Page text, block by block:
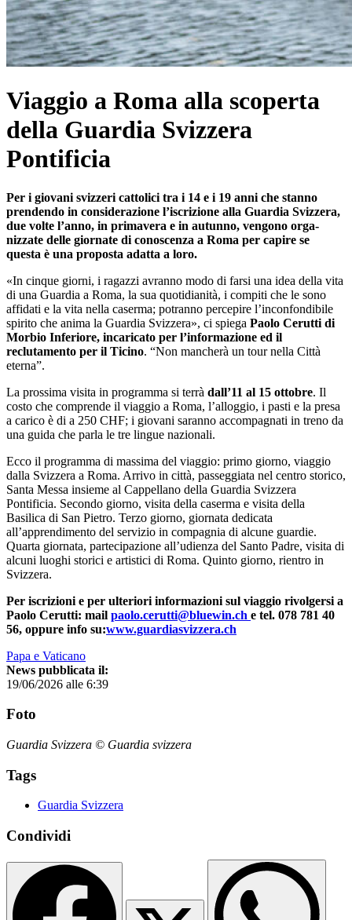
Viaggio a Roma alla scoperta
della Guardia Svizzera
Pontificia
Per i giovani svizzeri cattolici tra i 14 e i 19 anni che stanno
prendendo in considerazione l’iscrizione alla Guar­dia Svizzera,
due volte l’anno, in pri­mavera e in autunno, vengono orga­
nizzate delle giornate di conoscenza a Roma per capire se
questa è una pro­posta adatta a loro.
«In cinque gior­ni, i ragazzi avranno modo di farsi una idea della vita
di una Guardia a Roma, la sua quotidianità, i compiti che le sono
affidati e la vita nella ca­serma; potranno percepire l’incon­fondibile
spirito che anima la Guar­dia Svizzera», ci spiega Paolo Cerut­ti di
Morbio Inferiore, incaricato per l’informazione ed il
reclutamento per il Ticino. “Non mancherà un tour nella Città
eterna”.
La prossima visita in programma si terrà dall’11 al 15 ottobre. Il
costo che comprende il viaggio a Roma, l’alloggio, i pasti e la presa
a carico è di a 250 CHF; i giovani saranno accompagnati in treno da
una guida che parla le tre lingue nazionali.
Ecco il programma di massima del viaggio: primo giorno, viaggio
dalla Svizzera a Roma. Arrivo in città, passeggiata nel centro storico,
Santa Messa insieme al Cappellano della Guardia Svizzera
Pontificia. Secondo giorno, visita della caserma e visita della
Basilica di San Pietro. Terzo giorno, giornata dedicata
all’apprendimento del servizio in compagnia di alcune guardie.
Quarta giornata, partecipazione all’udienza del Santo Padre, visita di
alcuni luoghi storici e artistici di Roma. Quinto giorno, rientro in
Svizzera.
Per iscrizioni e per ulteriori informa­zioni sul viaggio rivolgersi a
Paolo Cerutti: mail paolo.cerutti@bluewin.ch e tel. 078 781 40
56, oppure info su:www.guardiasvizzera.ch
Papa e Vaticano
News pubblicata il:
19/06/2026 alle 6:39
Foto
Guardia Svizzera © Guardia svizzera
Tags
Guardia Svizzera
Condividi